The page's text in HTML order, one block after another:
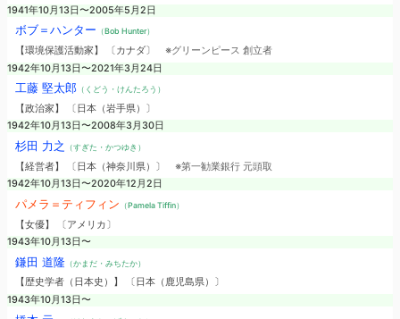
1941年10月13日〜2005年5月2日
ボブ＝ハンター （Bob Hunter）
【環境保護活動家】 〔カナダ〕 ※グリーンピース 創立者
1942年10月13日〜2021年3月24日
工藤 堅太郎（くどう・けんたろう）
【政治家】 〔日本（岩手県）〕
1942年10月13日〜2008年3月30日
杉田 力之 （すぎた・かつゆき）
【経営者】 〔日本（神奈川県）〕 ※第一勧業銀行 元頭取
1942年10月13日〜2020年12月2日
パメラ＝ティフィン （Pamela Tiffin）
【女優】 〔アメリカ〕
1943年10月13日〜
鎌田 道隆（かまだ・みちたか）
【歴史学者（日本史）】 〔日本（鹿児島県）〕
1943年10月13日〜